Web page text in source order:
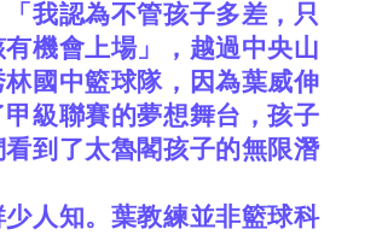
我認為不管孩子多差，只
機會上場」，越過中央山
國中籃球隊，因為葉威伸
級聯賽的夢想舞台，孩子
到了太魯閣孩子的無限潛
人知。葉教練並非籃球科